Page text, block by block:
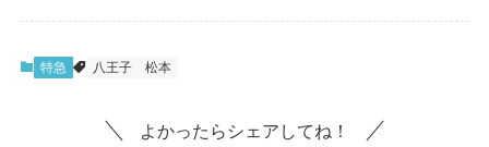
特急 八王子 松本
よかったらシェアしてね！